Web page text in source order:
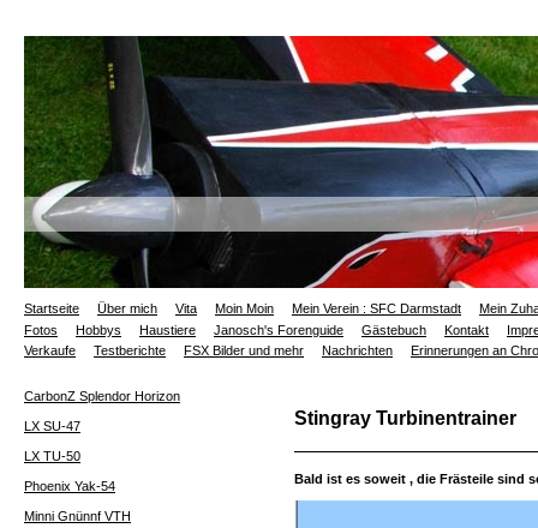
Startseite Über mich Vita Moin Moin Mein Verein : SFC Darmstadt
Mein
Fotos
Hobbys Haustiere Janosch's Forenguide Gästebuch Kontakt
Verkaufe
Testberichte FSX Bilder und mehr Nachrichten Erinnerungen an
Stingray Turbinentrainer
Bald ist es soweit , die Frästeile sind
CarbonZ Splendor Horizon
LX SU-47
LX TU-50
Phoenix Yak-54
Minni Gnünnf VTH